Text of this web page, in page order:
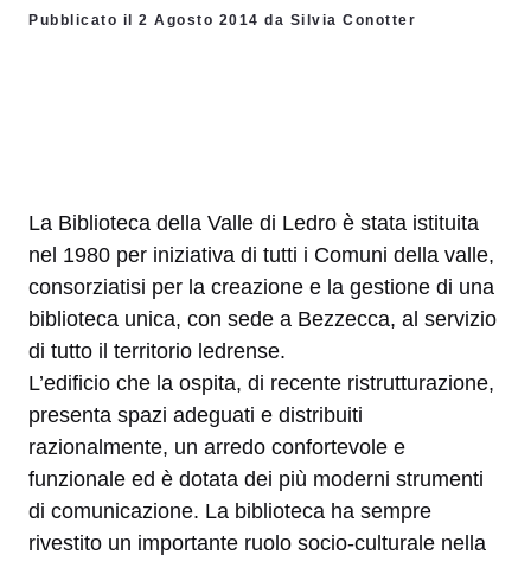
Pubblicato il 2 Agosto 2014 da Silvia Conotter
La Biblioteca della Valle di Ledro è stata istituita
nel 1980 per iniziativa di tutti i Comuni della valle,
consorziatisi per la creazione e la gestione di una
biblioteca unica, con sede a Bezzecca, al servizio
di tutto il territorio ledrense.
L’edificio che la ospita, di recente ristrutturazione,
presenta spazi adeguati e distribuiti
razionalmente, un arredo confortevole e
funzionale ed è dotata dei più moderni strumenti
di comunicazione. La biblioteca ha sempre
rivestito un importante ruolo socio-culturale nella